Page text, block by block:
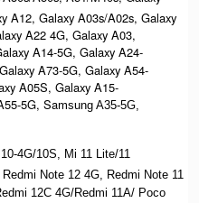
A12, Galaxy A03s/A02s, Galaxy
A22 4G, Galaxy A03,
A14-5G, Galaxy A24-
A73-5G, Galaxy A54-
A05S, Galaxy A15-
5G, Samsung A35-5G,
4G/10S, Mi 11 Lite/11
Note 12 4G, Redmi Note 11
12C 4G/Redmi 11A/ Poco